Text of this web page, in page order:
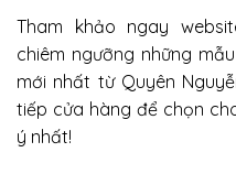
Tham khảo ngay
chiêm ngưỡng những
mới nhất từ Quyên
tiếp cửa hàng để chọn
ý nhất!